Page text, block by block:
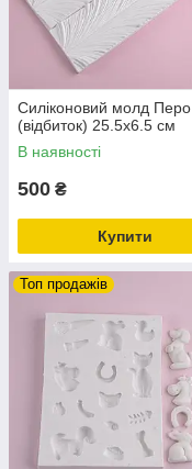
Силіконовий молд Перо
(відбиток) 25.5х6.5 см
В наявності
500 ₴
Купити
Топ продажів